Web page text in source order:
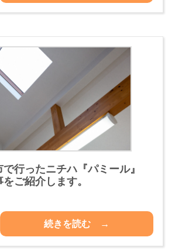
行ったニチハ『パミール』
ご紹介します。
続きを読む →